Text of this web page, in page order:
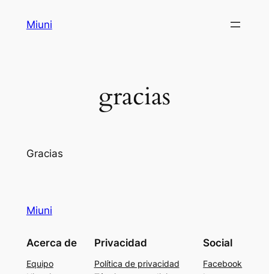
Miuni
gracias
Gracias
Miuni
Acerca de
Equipo
Privacidad
Política de privacidad
Social
Facebook